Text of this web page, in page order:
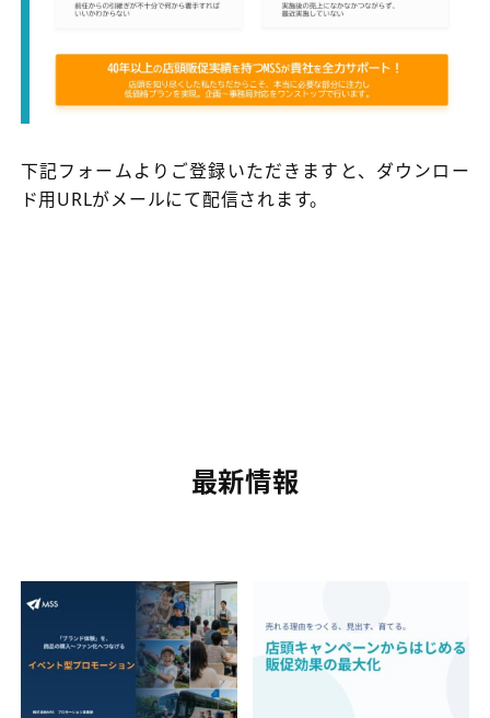
下記フォームよりご登録いただきますと、ダウンロー
ド用URLがメールにて配信されます。
最新情報